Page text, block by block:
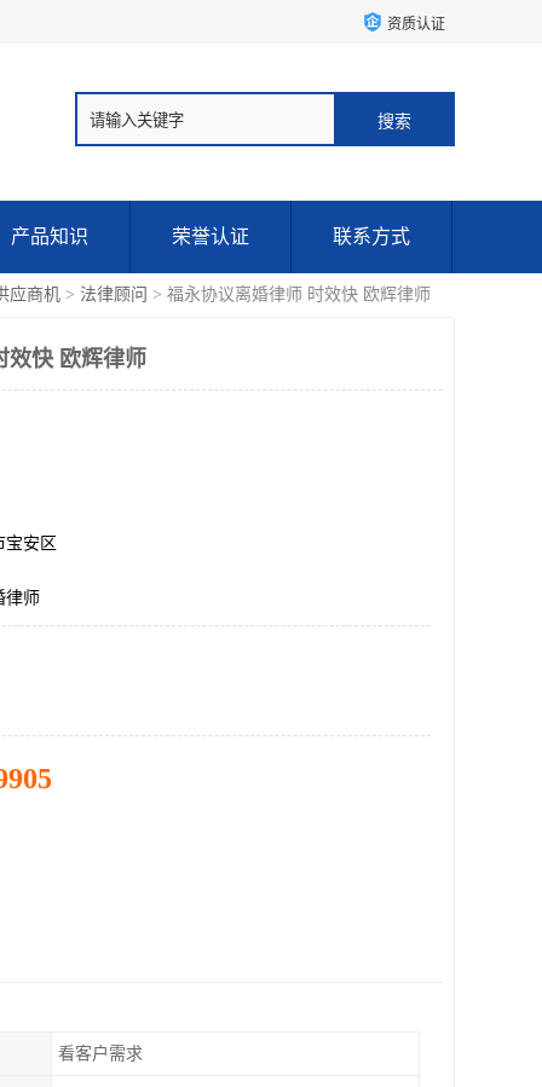
资质认证
产品知识 荣誉认证 联系方式
应商机 > 法律顾问 > 福永协议离婚律师 时效快 欧辉律师
效快 欧辉律师
宝安区
律师
看客户需求